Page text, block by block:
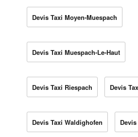
Devis Taxi Moyen-Muespach
Devis Taxi Muespach-Le-Haut
Devis Taxi Riespach Devis
Devis Taxi Waldighofen